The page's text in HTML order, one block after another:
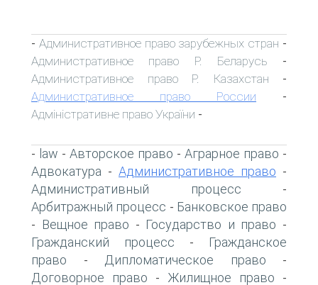
- Административное право зарубежных стран -
Административное право Р. Беларусь -
Административное право Р. Казахстан -
Административное право России -
Адміністративне право України -
- law - Авторское право - Аграрное право -
Адвокатура - Административное право -
Административный процесс -
Арбитражный процесс - Банковское право
- Вещное право - Государство и право -
Гражданский процесс -
Гражданское
право - Дипломатическое право -
Договорное право - Жилищное право -